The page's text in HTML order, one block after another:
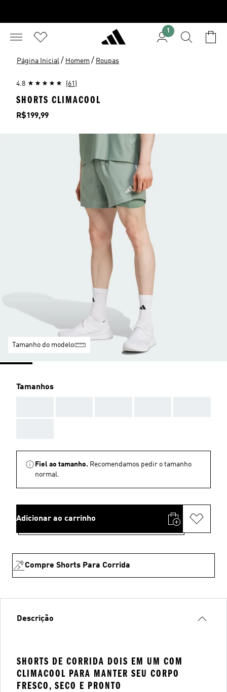
1
Página Inicial / Homem / Roupas
4.8 (61)
SHORTS CLIMACOOL
Preço
R$199,99
Tamanho do modelo
Tamanhos
Fiel ao tamanho. Recomendamos pedir o tamanho
normal.
Adicionar ao carrinho
Compre Shorts Para Corrida
Descrição
SHORTS DE CORRIDA DOIS EM UM COM
CLIMACOOL PARA MANTER SEU CORPO
FRESCO, SECO E PRONTO